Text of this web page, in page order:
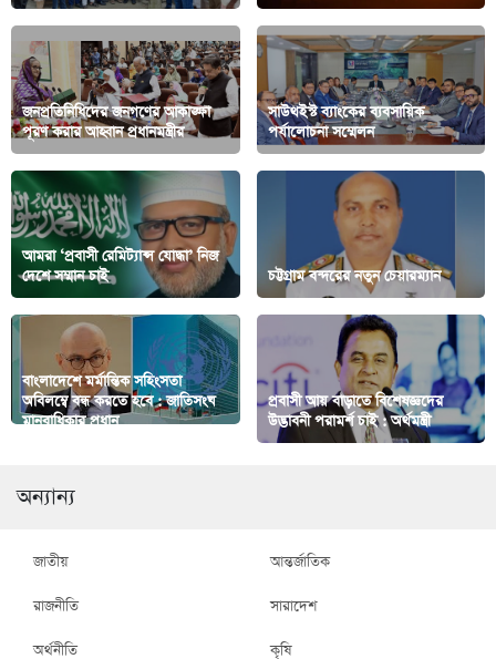
জনপ্রতিনিধিদের জনগণের আকাঙ্ক্ষা
পূরণ করার আহ্বান প্রধানমন্ত্রীর
সাউথইস্ট ব্যাংকের ব্যবসায়িক
পর্যালোচনা সম্মেলন
আমরা ‘প্রবাসী রেমিট্যান্স যোদ্ধা’ নিজ
দেশে সম্মান চাই
চট্টগ্রাম বন্দরের নতুন চেয়ারম্যান
বাংলাদেশে মর্মান্তিক সহিংসতা
অবিলম্বে বন্ধ করতে হবে : জাতিসংঘ
মানবাধিকার প্রধান
প্রবাসী আয় বাড়াতে বিশেষজ্ঞদের
উদ্ভাবনী পরামর্শ চাই : অর্থমন্ত্রী
অন্যান্য
জাতীয় আন্তর্জাতিক
রাজনীতি সারাদেশ
অর্থনীতি কৃষি